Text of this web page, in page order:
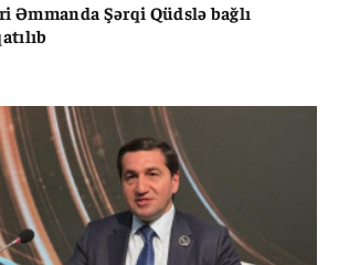
Əmmanda Şərqi Qüdslə bağlı